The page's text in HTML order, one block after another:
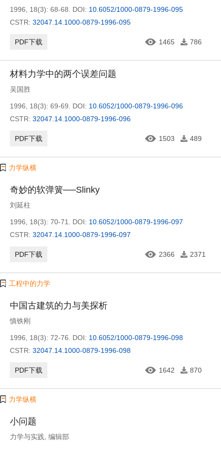
1996, 18(3): 68-68. DOI: 10.6052/1000-0879-1996-095
CSTR: 32047.14.1000-0879-1996-095
PDF下载 1465 786
材料力学中的两个误差问题
吴国胜
1996, 18(3): 69-69. DOI: 10.6052/1000-0879-1996-096
CSTR: 32047.14.1000-0879-1996-096
PDF下载 1503 489
力学纵横
奇妙的软弹簧──Slinky
刘延柱
1996, 18(3): 70-71. DOI: 10.6052/1000-0879-1996-097
CSTR: 32047.14.1000-0879-1996-097
PDF下载 2366 2371
工程中的力学
中国古建筑的力与美探析
慎铁刚
1996, 18(3): 72-76. DOI: 10.6052/1000-0879-1996-098
CSTR: 32047.14.1000-0879-1996-098
PDF下载 1642 870
力学纵横
小问题
力学与实践 编辑部